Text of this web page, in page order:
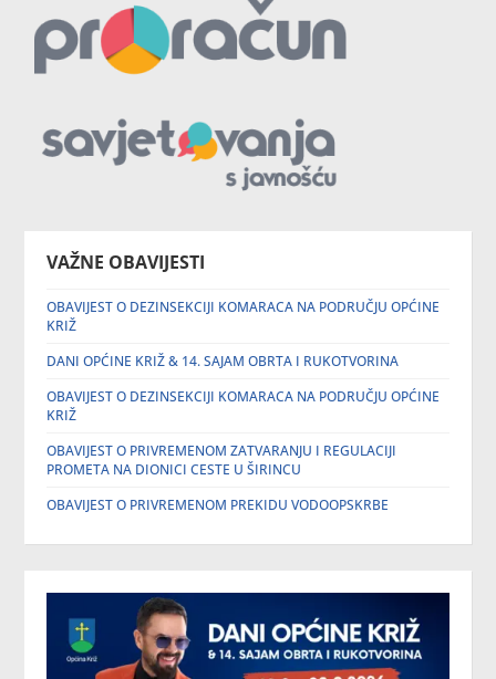
VAŽNE OBAVIJESTI
OBAVIJEST O DEZINSEKCIJI KOMARACA NA PODRUČJU OPĆINE
KRIŽ
DANI OPĆINE KRIŽ & 14. SAJAM OBRTA I RUKOTVORINA
OBAVIJEST O DEZINSEKCIJI KOMARACA NA PODRUČJU OPĆINE
KRIŽ
OBAVIJEST O PRIVREMENOM ZATVARANJU I REGULACIJI
PROMETA NA DIONICI CESTE U ŠIRINCU
OBAVIJEST O PRIVREMENOM PREKIDU VODOOPSKRBE